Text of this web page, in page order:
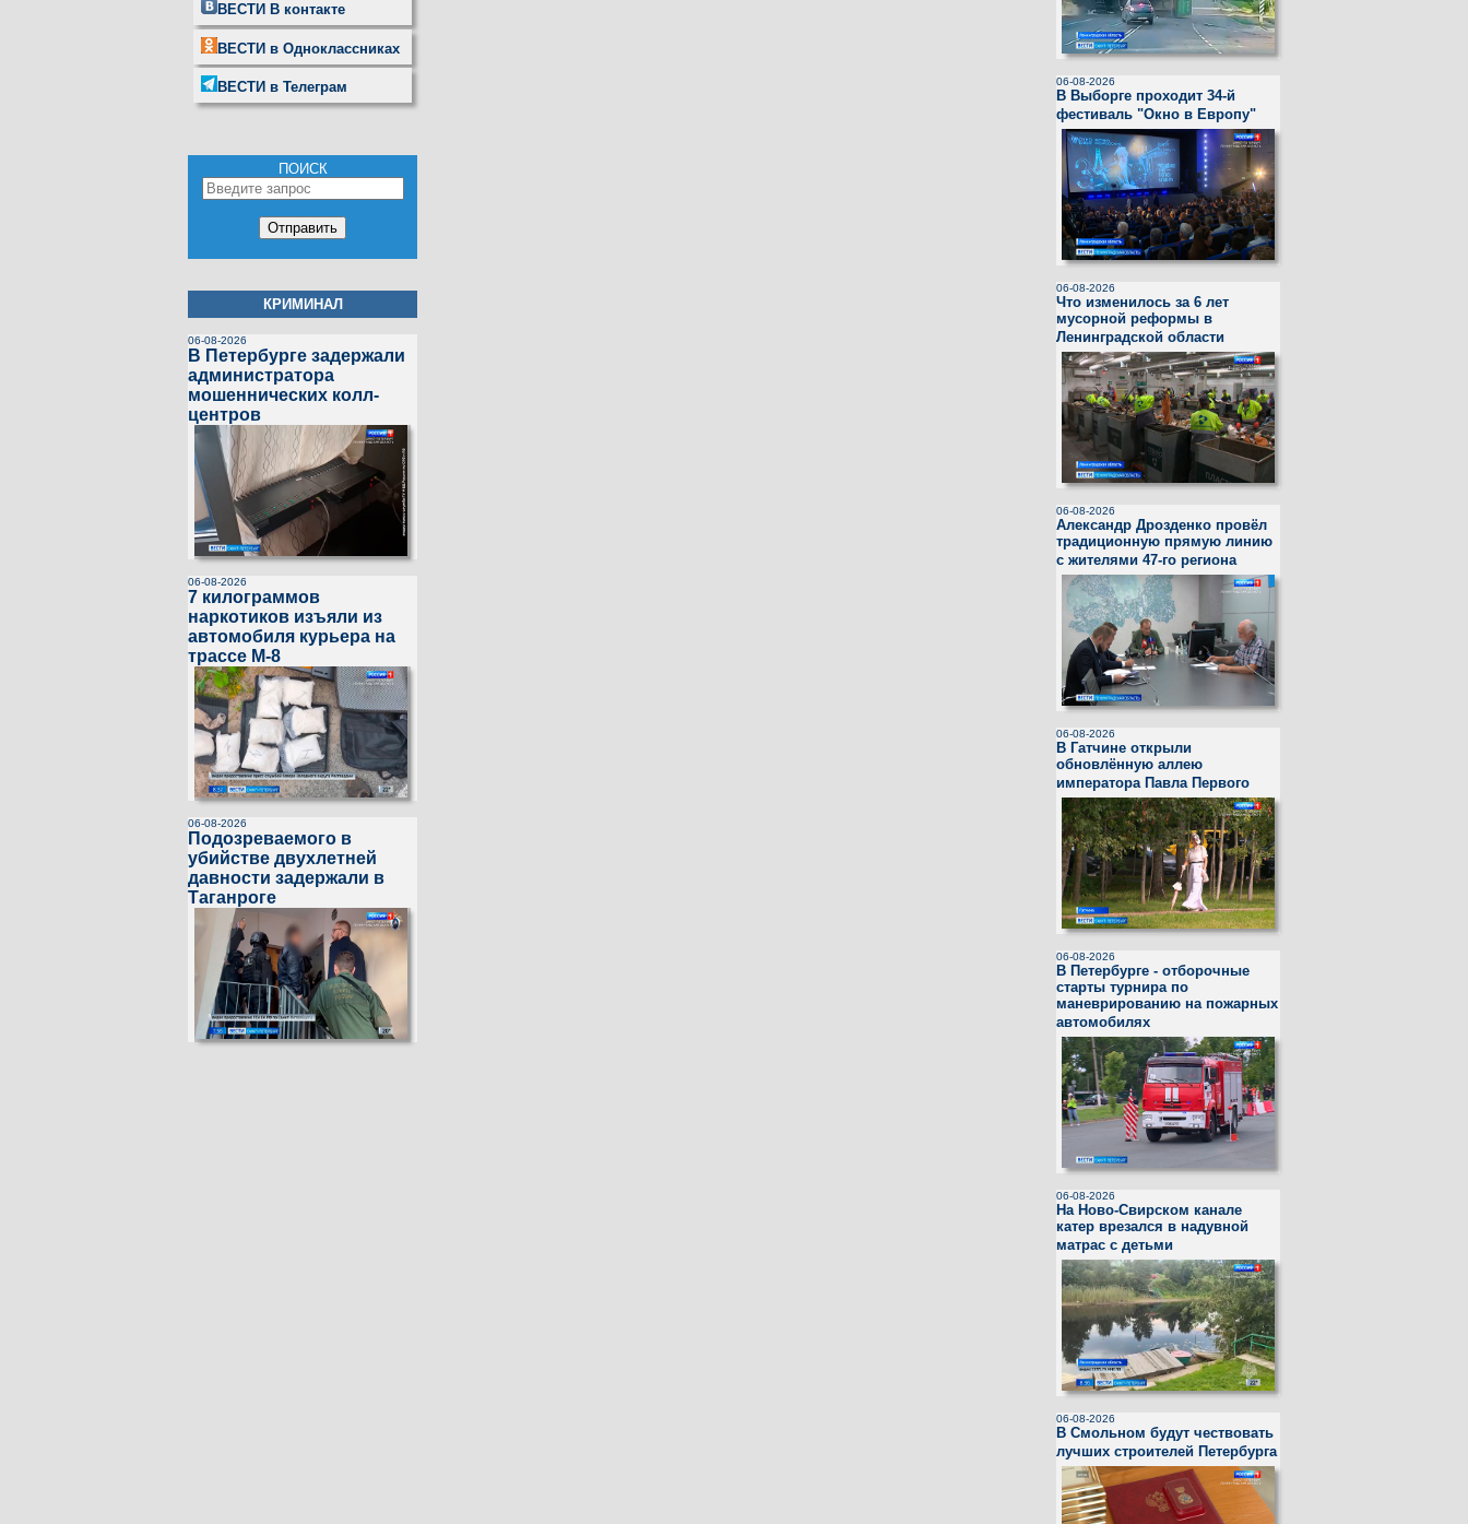
ВЕСТИ В контакте
ВЕСТИ в Одноклассниках
ВЕСТИ в Телеграм
ПОИСК
КРИМИНАЛ
06-08-2026
В Петербурге задержали
администратора
мошеннических колл-
центров
06-08-2026
7 килограммов
наркотиков изъяли из
автомобиля курьера на
трассе М-8
06-08-2026
Подозреваемого в
убийстве двухлетней
давности задержали в
Таганроге
06-08-2026
В Выборге проходит 34-й
фестиваль "Окно в Европу"
06-08-2026
Что изменилось за 6 лет
мусорной реформы в
Ленинградской области
06-08-2026
Александр Дрозденко провёл
традиционную прямую линию
с жителями 47-го региона
06-08-2026
В Гатчине открыли
обновлённую аллею
императора Павла Первого
06-08-2026
В Петербурге - отборочные
старты турнира по
маневрированию на пожарных
автомобилях
06-08-2026
На Ново-Свирском канале
катер врезался в надувной
матрас с детьми
06-08-2026
В Смольном будут чествовать
лучших строителей Петербурга